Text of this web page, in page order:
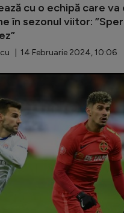
cu o echipă care va
în sezonul viitor:
| 14 Februarie 2024, 10:06